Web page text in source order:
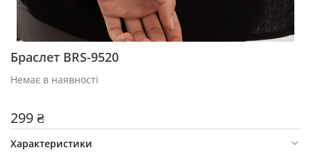
Браслет BRS-9520
Немає в наявності
299 ₴
Характеристики